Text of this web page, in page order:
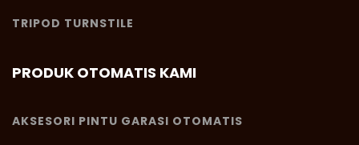
TRIPOD TURNSTILE
PRODUK OTOMATIS KAMI
AKSESORI PINTU GARASI OTOMATIS